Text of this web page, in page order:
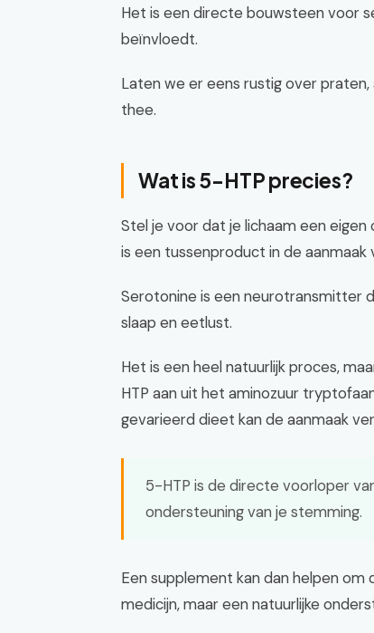
Het is een directe bouwsteen voor
beïnvloedt.
Laten we er eens rustig over
thee.
Wat is 5-HTP precies?
Stel je voor dat je lichaam een
is een tussenproduct in de aanmaak
Serotonine is een neurotransmitter
slaap en eetlust.
Het is een heel natuurlijk proces,
HTP aan uit het aminozuur
gevarieerd dieet kan de aanmaak
5-HTP is de directe voorloper
ondersteuning van je stemming.
Een supplement kan dan helpen om
medicijn, maar een natuurlijke